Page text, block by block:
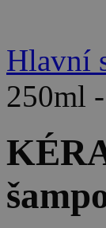
Hlavní
250ml